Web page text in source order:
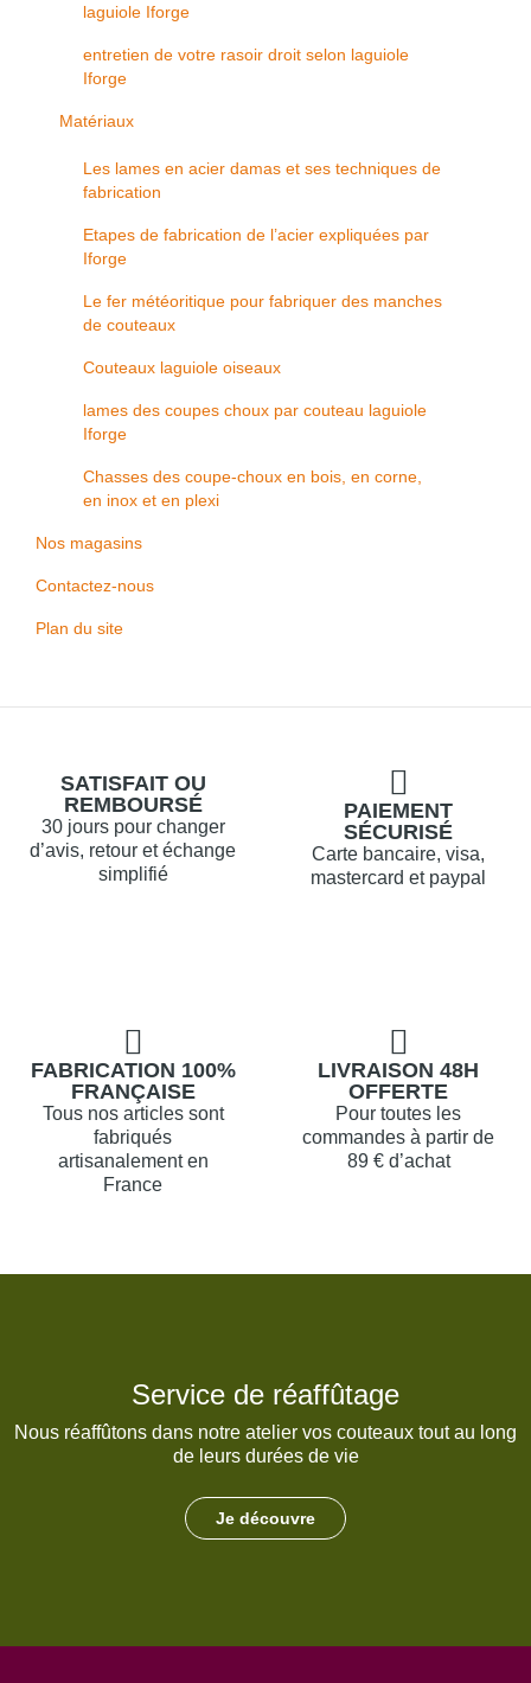
laguiole Iforge
entretien de votre rasoir droit selon laguiole
Iforge
Matériaux
Les lames en acier damas et ses techniques de
fabrication
Etapes de fabrication de l’acier expliquées par
Iforge
Le fer météoritique pour fabriquer des manches
de couteaux
Couteaux laguiole oiseaux
lames des coupes choux par couteau laguiole
Iforge
Chasses des coupe-choux en bois, en corne,
en inox et en plexi
Nos magasins
Contactez-nous
Plan du site
SATISFAIT OU
REMBOURSÉ
30 jours pour changer
d’avis, retour et échange
simplifié
PAIEMENT
SÉCURISÉ
Carte bancaire, visa,
mastercard et paypal
FABRICATION 100%
FRANÇAISE
Tous nos articles sont
fabriqués
artisanalement en
France
LIVRAISON 48H
OFFERTE
Pour toutes les
commandes à partir de
89 € d’achat
Service de réaffûtage
Nous réaffûtons dans notre atelier vos couteaux tout au long
de leurs durées de vie
Je découvre